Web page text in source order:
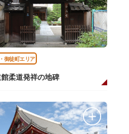
御徒町エリア
柔道発祥の地碑